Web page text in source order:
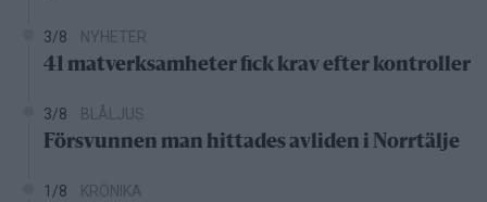
3/8 NYHETER
41 matverksamheter fick krav efter kontroller
3/8 BLÅLJUS
Försvunnen man hittades avliden i Norrtälje
1/8 KRÖNIKA